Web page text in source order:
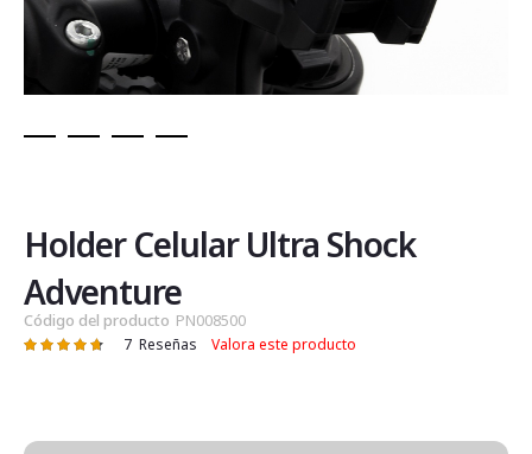
de
la
galería
de
imágenes
Holder Celular Ultra Shock
Adventure
Código del producto PN008500
Valoración: 7 Reseñas Valora este producto